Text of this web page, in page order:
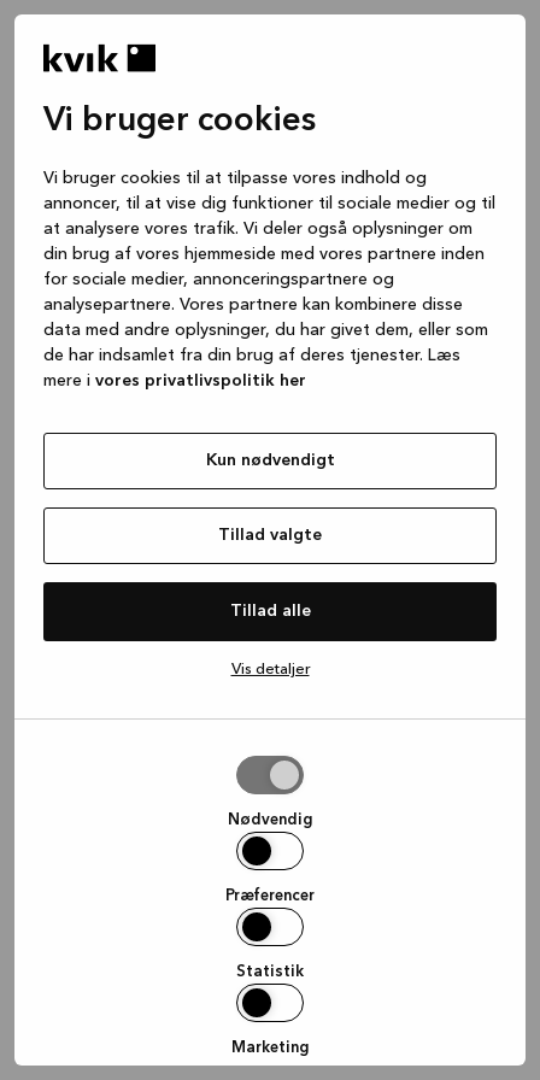
Vi bruger cookies
Vi bruger cookies til at tilpasse vores indhold og
annoncer, til at vise dig funktioner til sociale medier og til
at analysere vores trafik. Vi deler også oplysninger om
din brug af vores hjemmeside med vores partnere inden
for sociale medier, annonceringspartnere og
analysepartnere. Vores partnere kan kombinere disse
data med andre oplysninger, du har givet dem, eller som
de har indsamlet fra din brug af deres tjenester. Læs
mere i vores privatlivspolitik her
Kun nødvendigt
Tillad valgte
Tillad alle
Vis detaljer
Nødvendig
Præferencer
Statistik
Marketing
(see the browser console for more
information).